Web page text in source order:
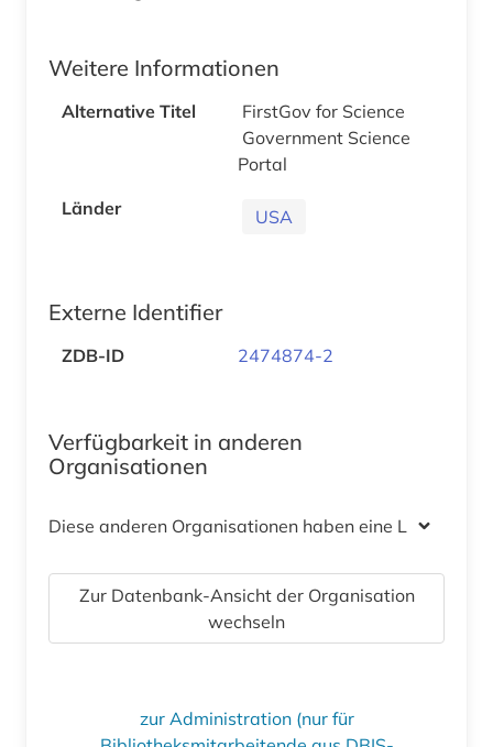
Weitere Informationen
Alternative Titel
FirstGov for Science
Government Science
Portal
Länder
USA
Externe Identifier
ZDB-ID 2474874-2
Verfügbarkeit in anderen
Organisationen
Diese anderen Organisationen haben eine Lizenz
Zur Datenbank-Ansicht der Organisation
wechseln
zur Administration (nur für